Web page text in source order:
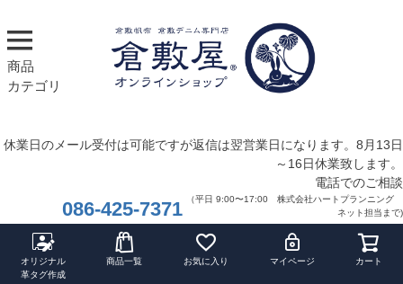
商品
カテゴリ
休業日のメール受付は可能ですが返信は翌営業日になります。8月13日
～16日休業致します。
電話でのご相談
086-425-7371
（平日 9:00〜17:00 株式会社ハートプランニング
ネット担当まで)
オリジナル
革タグ作成
商品一覧 お気に入り マイページ カート